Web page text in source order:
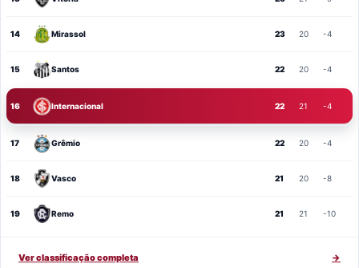
14 Mirassol 23 20 -4
15 Santos 22 20 -4
16 Internacional 22 21 -4
17 Grêmio 22 20 -4
18 Vasco 21 20 -8
19 Remo 21 21 -10
Ver classificação completa →